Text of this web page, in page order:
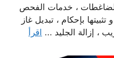
الضاغطات ، خدمات الفحص
بإحكام ، تبديل غاز
، إزالة الجليد ... اقرأ